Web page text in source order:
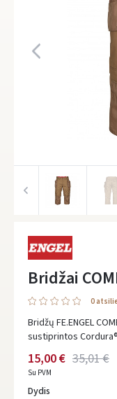
Bridžai
0
Bridžų FE.ENGEL
sustiprintos
35,01 €
15,00 €
Su PVM
Dydis